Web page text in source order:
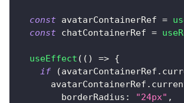
const avatarContainerRef =
const chatContainerRef =
useEffect ( ( ) => {
if
(avatarContainerRef .
      avatarContainerRef
.
        borderRadius
: "24px" ,